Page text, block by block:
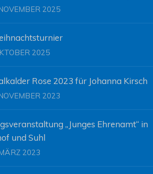
2025
2025
Rose 2023 für Johanna Kirsch
2023
„Junges Ehrenamt“ in
und Suhl
2023